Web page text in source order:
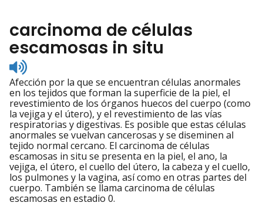
carcinoma de células
escamosas in situ
Listen
to
pronunciation
Afección por la que se encuentran células anormales
en los tejidos que forman la superficie de la piel, el
revestimiento de los órganos huecos del cuerpo (como
la vejiga y el útero), y el revestimiento de las vías
respiratorias y digestivas. Es posible que estas células
anormales se vuelvan cancerosas y se diseminen al
tejido normal cercano. El carcinoma de células
escamosas in situ se presenta en la piel, el ano, la
vejiga, el útero, el cuello del útero, la cabeza y el cuello,
los pulmones y la vagina, así como en otras partes del
cuerpo. También se llama carcinoma de células
escamosas en estadio 0.